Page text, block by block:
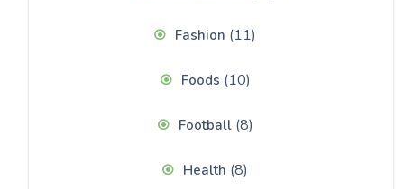
Fashion (11)
Foods (10)
Football(8)
Health (8)